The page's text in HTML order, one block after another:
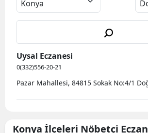
Uysal Eczanesi
0(332)556-20-21
Pazar Mahallesi, 84815 Sokak No:4/1
Konya İlçeleri Nöbetçi